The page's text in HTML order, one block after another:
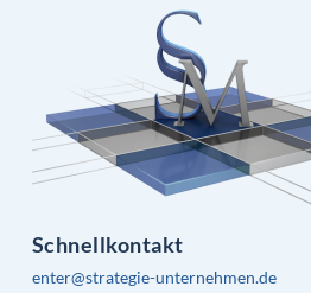
Schnellkontakt
enter@strategie-unternehmen.de